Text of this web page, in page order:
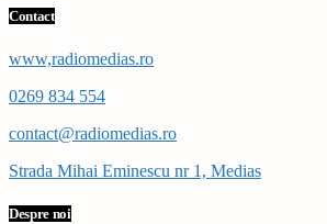
Contact
www,radiomedias.ro
0269 834 554
contact@radiomedias.ro
Strada Mihai Eminescu nr 1, Medias
Despre noi